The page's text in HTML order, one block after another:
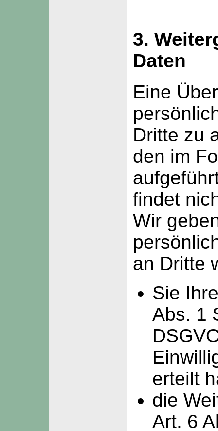
3.
Daten
Eine
Dritte zu
den im
findet
Wir
an Dritte
Sie
Abs. 1
erteilt
die
Art. 6